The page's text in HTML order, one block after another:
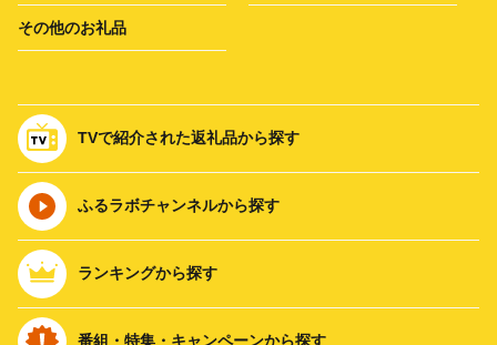
その他のお礼品
TVで紹介された返礼品から探す
ふるラボチャンネルから探す
ランキングから探す
番組・特集・キャンペーンから探す